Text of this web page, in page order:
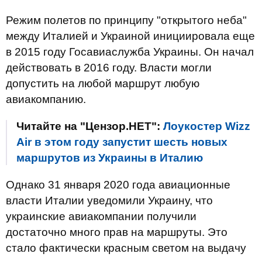
Режим полетов по принципу "открытого неба"
между Италией и Украиной инициировала еще
в 2015 году Госавиаслужба Украины. Он начал
действовать в 2016 году. Власти могли
допустить на любой маршрут любую
авиакомпанию.
Читайте на "Цензор.НЕТ": Лоукостер Wizz
Air в этом году запустит шесть новых
маршрутов из Украины в Италию
Однако 31 января 2020 года авиационные
власти Италии уведомили Украину, что
украинские авиакомпании получили
достаточно много прав на маршруты. Это
стало фактически красным светом на выдачу